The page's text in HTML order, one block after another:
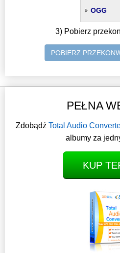
OGG
3) Pobierz
POBIERZ
PEŁNA
Zdobądź Total Audio
albumy za
KUP